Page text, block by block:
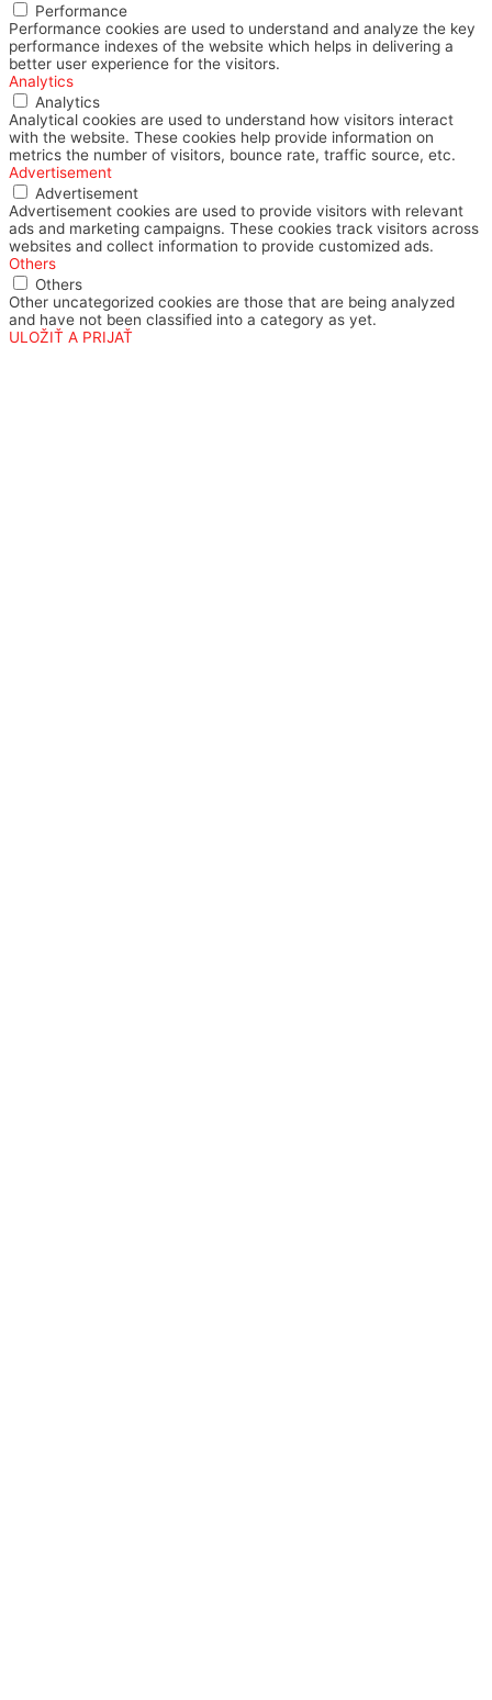
Performance
Performance cookies are used to understand and analyze the key
performance indexes of the website which helps in delivering a
better user experience for the visitors.
Analytics
Analytics
Analytical cookies are used to understand how visitors interact
with the website. These cookies help provide information on
metrics the number of visitors, bounce rate, traffic source, etc.
Advertisement
Advertisement
Advertisement cookies are used to provide visitors with relevant
ads and marketing campaigns. These cookies track visitors across
websites and collect information to provide customized ads.
Others
Others
Other uncategorized cookies are those that are being analyzed
and have not been classified into a category as yet.
ULOŽIŤ A PRIJAŤ